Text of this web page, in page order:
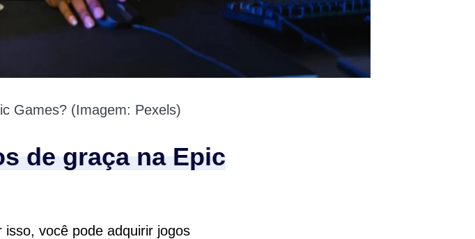
Games? (Imagem: Pexels)
de graça na Epic
isso, você pode adquirir jogos